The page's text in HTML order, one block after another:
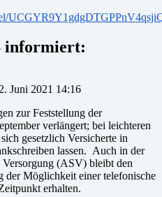
informiert:
Juni 2021 14:16
zur Feststellung der
verlängert; bei leichteren
gesetzlich Versicherte in
lassen. Auch in der
Versorgung (ASV) bleibt den
der Möglichkeit einer telefonische
erhalten.